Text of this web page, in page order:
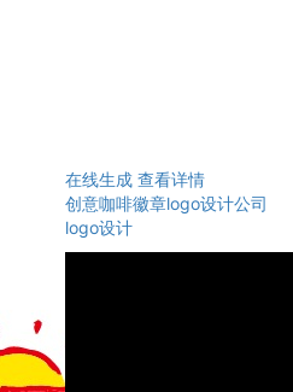
在线生成 查看详情
创意咖啡徽章logo设计公司
logo设计